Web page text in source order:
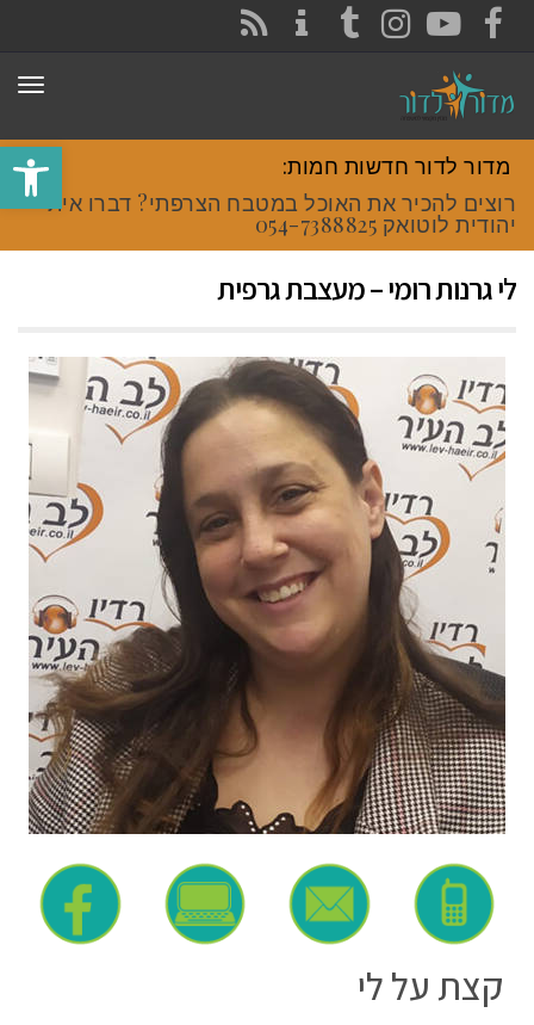
פתח
FACEBOOK
YOUTUBE
INSTAGRAM
TUMBLR
מדור לדור חדשות חמות:
רוצים להכיר את האוכל במטבח הצרפתי? דברו איתי
יהודית לוטואק 054-7388825
לי גרנות רומי – מעצבת גרפית
קצת על לי